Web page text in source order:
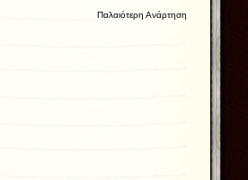
Παλαιότερη Ανάρτηση